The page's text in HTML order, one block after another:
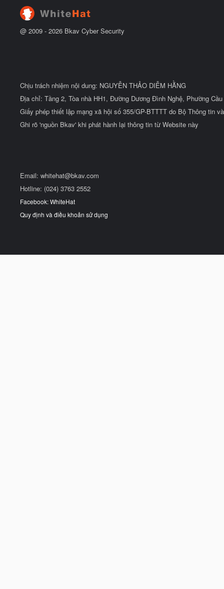
@ 2009 - 2026 Bkav Cyber Security
Chịu trách nhiệm nội dung: NGUYỄN THẢO DIỄM HẰNG
Địa chỉ: Tầng 2, Tòa nhà HH1, Đường Dương Đình Nghệ, Phường
Giấy phép thiết lập mạng xã hội số 355/GP-BTTTT do Bộ Thông tin
Ghi rõ 'nguồn Bkav' khi phát hành lại thông tin từ Website này
Email: whitehat@bkav.com
Hotline: (024) 3763 2552
Facebook: WhiteHat
Quy định và điều khoản sử dụng